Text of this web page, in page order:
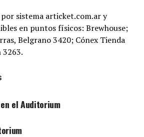
sistema articket.com.ar y
en puntos físicos: Brewhouse;
Belgrano 3420; Cónex Tienda
en el Auditorium